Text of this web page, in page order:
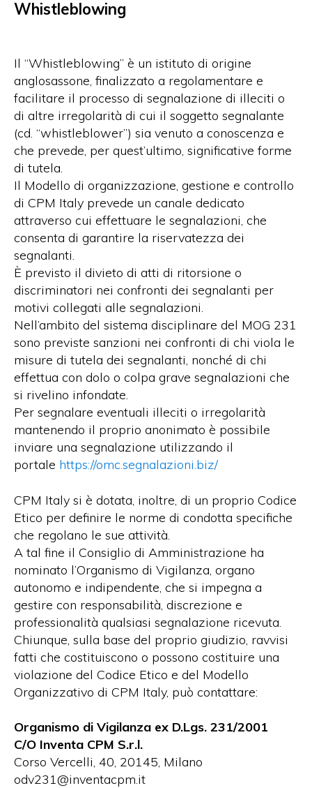
Whistleblowing
Il “Whistleblowing” è un istituto di origine
anglosassone, finalizzato a regolamentare e
facilitare il processo di segnalazione di illeciti o
di altre irregolarità di cui il soggetto segnalante
(cd. “whistleblower”) sia venuto a conoscenza e
che prevede, per quest’ultimo, significative forme
di tutela.
Il Modello di organizzazione, gestione e controllo
di CPM Italy prevede un canale dedicato
attraverso cui effettuare le segnalazioni, che
consenta di garantire la riservatezza dei
segnalanti.
È previsto il divieto di atti di ritorsione o
discriminatori nei confronti dei segnalanti per
motivi collegati alle segnalazioni.
Nell’ambito del sistema disciplinare del MOG 231
sono previste sanzioni nei confronti di chi viola le
misure di tutela dei segnalanti, nonché di chi
effettua con dolo o colpa grave segnalazioni che
si rivelino infondate.
Per segnalare eventuali illeciti o irregolarità
mantenendo il proprio anonimato è possibile
inviare una segnalazione utilizzando il
portale https://omc.segnalazioni.biz/
CPM Italy si è dotata, inoltre, di un proprio Codice
Etico per definire le norme di condotta specifiche
che regolano le sue attività.
A tal fine il Consiglio di Amministrazione ha
nominato l’Organismo di Vigilanza, organo
autonomo e indipendente, che si impegna a
gestire con responsabilità, discrezione e
professionalità qualsiasi segnalazione ricevuta.
Chiunque, sulla base del proprio giudizio, ravvisi
fatti che costituiscono o possono costituire una
violazione del Codice Etico e del Modello
Organizzativo di CPM Italy, può contattare:
Organismo di Vigilanza ex D.Lgs. 231/2001
C/O Inventa CPM S.r.l.
Corso Vercelli, 40, 20145, Milano
odv231@inventacpm.it